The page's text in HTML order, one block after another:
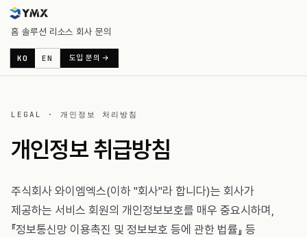
홈 솔루션 리소스 회사 문의
KO EN 도입 문의 →
LEGAL · 개인정보 처리방침
개인정보 취급방침
주식회사 와이엠엑스(이하 "회사"라 합니다)는 회사가
제공하는 서비스 회원의 개인정보보호를 매우 중요시하며,
『정보통신망 이용촉진 및 정보보호 등에 관한 법률』 등